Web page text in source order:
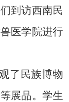
到访西南民
医学院进行
了民族博物
展品。学生